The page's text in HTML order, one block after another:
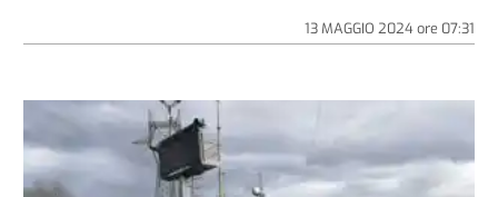
13 MAGGIO 2024ore 07:31